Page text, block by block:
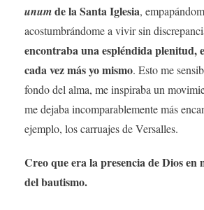
unumde la Santa Iglesia,
acostumbrándome a vivir sin
encontraba una espléndida plenitud,
cada vez más yo mismo. Esto me
fondo del alma, me inspiraba un
me dejaba incomparablemente más
ejemplo, los carruajes de Versalles.
Creo que era la presencia de Dios en
del bautismo.